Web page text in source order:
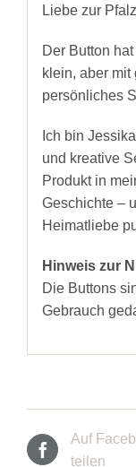
Liebe zur
Der Button
klein, aber
persönliches
Ich bin
und kreative
Produkt in
Geschichte –
Heimatliebe
Hinweis zur
Die Buttons
Gebrauch
Auf
teilen